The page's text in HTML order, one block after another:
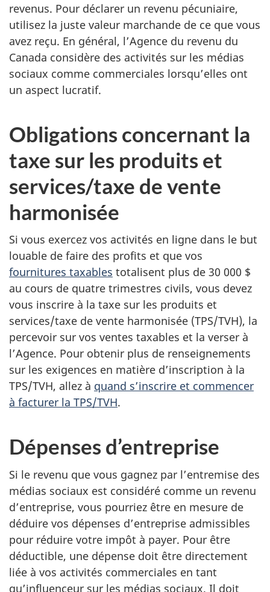
revenus. Pour déclarer un revenu pécuniaire,
utilisez la juste valeur marchande de ce que vous
avez reçu. En général, l’Agence du revenu du
Canada considère des activités sur les médias
sociaux comme commerciales lorsqu’elles ont
un aspect lucratif.
Obligations concernant la
taxe sur les produits et
services/taxe de vente
harmonisée
Si vous exercez vos activités en ligne dans le but
louable de faire des profits et que vos
fournitures taxables totalisent plus de 30 000 $
au cours de quatre trimestres civils, vous devez
vous inscrire à la taxe sur les produits et
services/taxe de vente harmonisée (TPS/TVH), la
percevoir sur vos ventes taxables et la verser à
l’Agence. Pour obtenir plus de renseignements
sur les exigences en matière d’inscription à la
TPS/TVH, allez à quand s’inscrire et commencer
à facturer la TPS/TVH.
Dépenses d’entreprise
Si le revenu que vous gagnez par l’entremise des
médias sociaux est considéré comme un revenu
d’entreprise, vous pourriez être en mesure de
déduire vos dépenses d’entreprise admissibles
pour réduire votre impôt à payer. Pour être
déductible, une dépense doit être directement
liée à vos activités commerciales en tant
qu’influenceur sur les médias sociaux. Il doit